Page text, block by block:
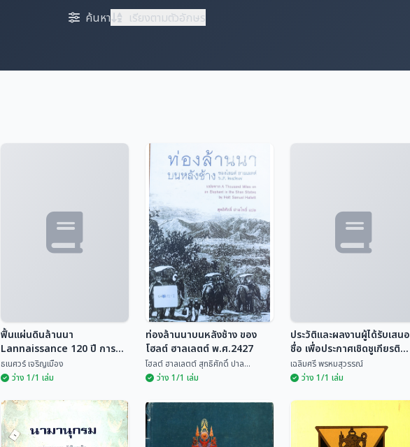
ค้นหา เรียงตามตัวอักษร
ฟื้นแผ่นดินล้านนา
Lannaissance 120 ปี การ
ต่อสู้ของท้องถิ่นในรัฐรวมศูนย์
(พ.ศ.2442-2562)
ธเนศวร์ เจริญเมือง
ว่าง 1/1 เล่ม
ท่องล้านนาบนหลังช้าง ของ
โฮลต์ ฮาลเลตต์ พ.ศ.2427
โฮลต์ ฮาลเลตต์ สุทธิศักดิ์ ปาล...
ว่าง 1/1 เล่ม
ประวัติและผลงานผู้ได้รับเสนอ
ชื่อ เพื่อประกาศเชิดชูเกียรติ
เป็นศิลปินแห่งชาติ ประจำ
ปีพ.ศ.2544
เฉลิมศรี พรหมสุวรรณ์
ว่าง 1/1 เล่ม